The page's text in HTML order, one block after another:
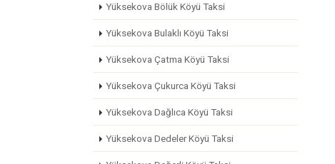
Yüksekova Bölük Köyü Taksi
Yüksekova Bulaklı Köyü Taksi
Yüksekova Çatma Köyü Taksi
Yüksekova Çukurca Köyü Taksi
Yüksekova Dağlıca Köyü Taksi
Yüksekova Dedeler Köyü Taksi